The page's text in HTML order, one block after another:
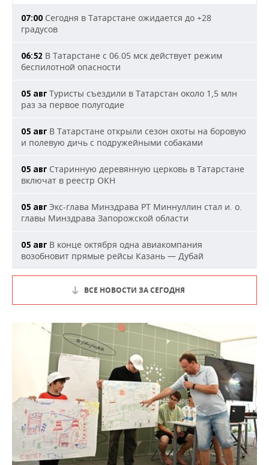
07:00 Сегодня в Татарстане ожидается до +28
градусов
06:52 В Татарстане с 06.05 мск действует режим
беспилотной опасности
05 авг Туристы съездили в Татарстан около 1,5 млн
раз за первое полугодие
05 авг В Татарстане открыли сезон охоты на боровую
и полевую дичь с подружейными собаками
05 авг Старинную деревянную церковь в Татарстане
включат в реестр ОКН
05 авг Экс-глава Минздрава РТ Миннуллин стал и. о.
главы Минздрава Запорожской области
05 авг В конце октября одна авиакомпания
возобновит прямые рейсы Казань — Дубай
ВСЕ НОВОСТИ ЗА СЕГОДНЯ